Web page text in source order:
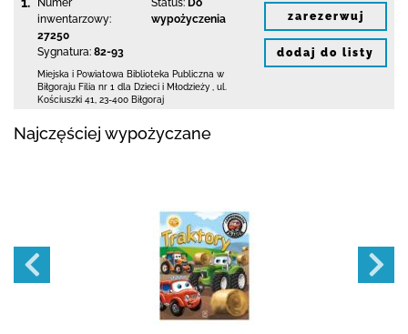
Numer
inwentarzowy:
27250
Sygnatura: 82-93
Status: Do
wypożyczenia
Miejska i Powiatowa Biblioteka Publiczna w
Biłgoraju Filia nr 1 dla Dzieci i Młodzieży
ul.
Kościuszki 41
23-400 Biłgoraj
zarezerwuj
dodaj do listy
Najczęściej wypożyczane